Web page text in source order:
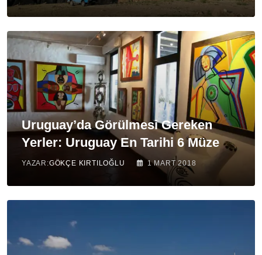
Uruguay’da Görülmesi Gereken
Yerler: Uruguay En Tarihi 6 Müze
YAZAR:GÖKÇE KIRTILOĞLU 1 MART 2018